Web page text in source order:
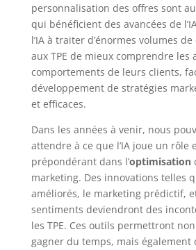
personnalisation des offres sont
qui bénéficient des avancées de
l’IA à traiter d’énormes volumes
aux TPE de mieux comprendre les
comportements de leurs clients,
développement de stratégies
et efficaces.
Dans les années à venir, nous
attendre à ce que l’IA joue un rôle
prépondérant dans l’optimisation
marketing. Des innovations telles
améliorés, le marketing prédictif,
sentiments deviendront des
les TPE. Ces outils permettront
gagner du temps, mais également